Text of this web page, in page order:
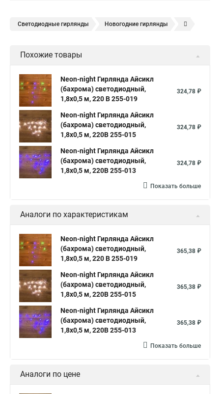
Светодиодные гирлянды Новогодние гирлянды
Электрическая гирлянда
Похожие товары
Neon-night Гирлянда Айсикл
(бахрома) светодиодный,
1,8х0,5 м, 220 В 255-019
324,78 ₽
Neon-night Гирлянда Айсикл
(бахрома) светодиодный,
1,8х0,5 м, 220В 255-015
324,78 ₽
Neon-night Гирлянда Айсикл
(бахрома) светодиодный,
1,8х0,5 м, 220В 255-013
324,78 ₽
Показать больше
Аналоги по характеристикам
Neon-night Гирлянда Айсикл
(бахрома) светодиодный,
1,8х0,5 м, 220 В 255-019
365,38 ₽
Neon-night Гирлянда Айсикл
(бахрома) светодиодный,
1,8х0,5 м, 220В 255-015
365,38 ₽
Neon-night Гирлянда Айсикл
(бахрома) светодиодный,
1,8х0,5 м, 220В 255-013
365,38 ₽
Показать больше
Аналоги по цене